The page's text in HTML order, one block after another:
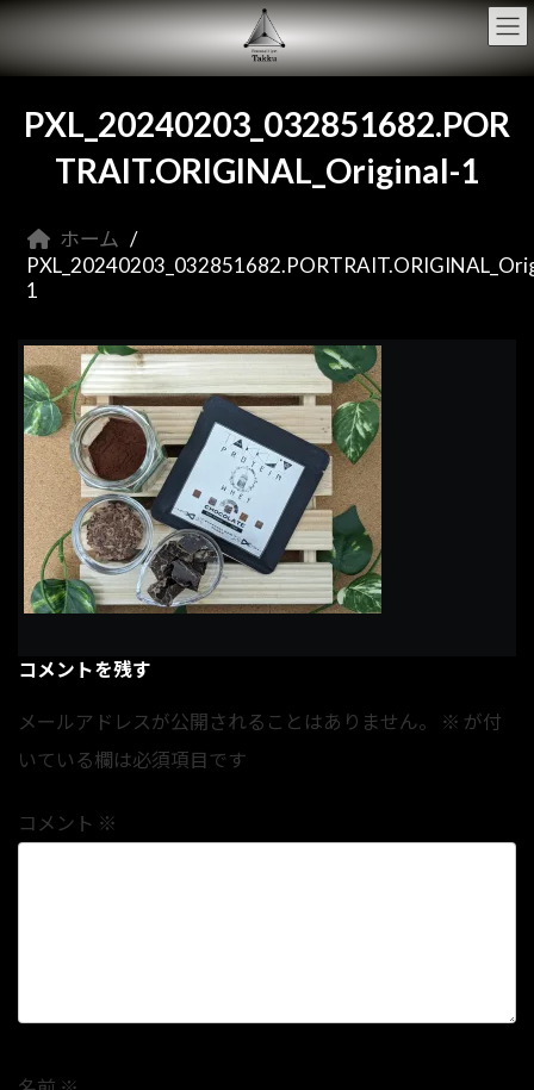
コ
テ
ナ
ゲ
PXL_20240203_032851682.POR
TRAIT.ORIGINAL_Original-1
ホーム
1
コメントを残す
メールアドレスが公開されることはありません。 ※ が付
いている欄は必須項目です
コメント ※